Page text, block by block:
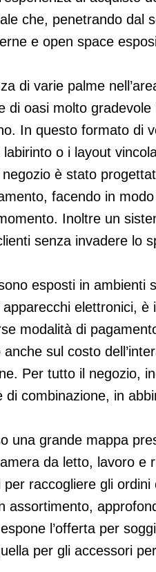
che, penetrando dal
e open space
di varie palme
di oasi molto
In questo formato di
o i layout
è stato
facendo in
Inoltre un
senza invadere lo
esposti in ambienti
apparecchi elettronici,
modalità di
anche sul costo
Per tutto il negozio,
di combinazione, in
una grande mappa
da letto, lavoro e
per raccogliere gli
assortimento,
l’offerta per
per gli accessori